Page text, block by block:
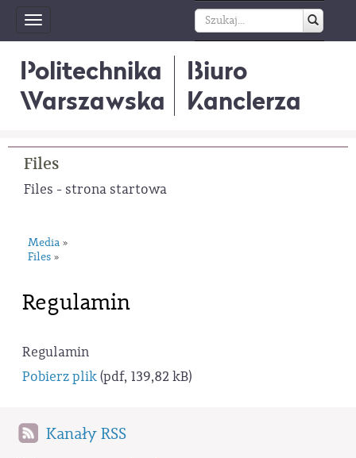
Toggle
navigation
Politechnika
Warszawska
Biuro
Kanclerza
Files
Files - strona startowa
Media »
Files »
Regulamin
Regulamin
Pobierz plik(pdf, 139,82 kB)
Kanały RSS